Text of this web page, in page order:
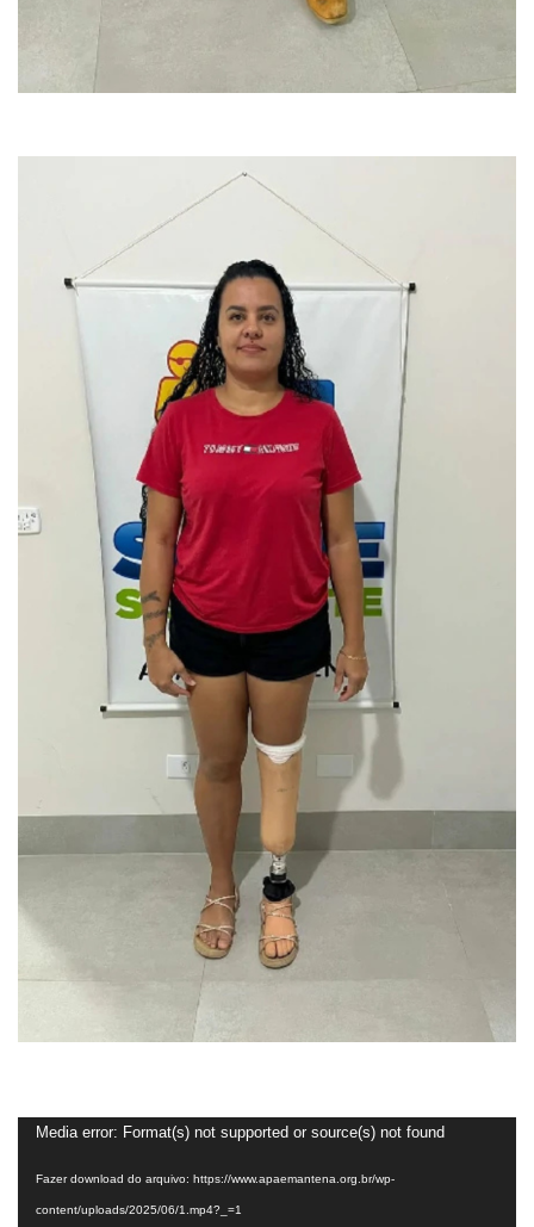
Tocador
Media error: Format(s) not supported or source(s) not found
Fazer download do arquivo: https://www.apaemantena.org.br/wp-
content/uploads/2025/06/1.mp4?_=1